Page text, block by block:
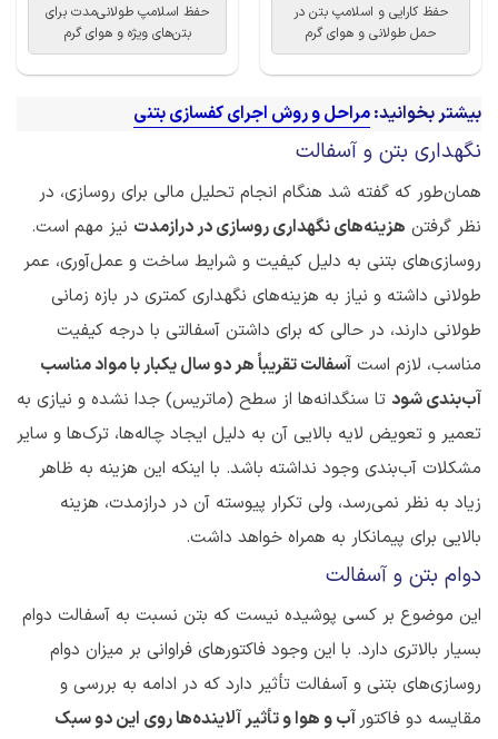
حفظ کارایی و اسلامپ بتن در
حمل طولانی و هوای گرم
حفظ اسلامپ طولانی‌مدت برای
بتن‌های ویژه و هوای گرم
بیشتر بخوانید:مراحل و روش اجرای کفسازی بتنی
نگهداری بتن و آسفالت
همان‌طور که گفته شد هنگام انجام تحلیل مالی برای روسازی، در
نظر گرفتن هزینه‌های نگهداری روسازی در درازمدت نیز مهم است.
روسازی‌های بتنی به دلیل کیفیت و شرایط ساخت و عمل‌آوری، عمر
طولانی داشته و نیاز به هزینه‌های نگهداری کمتری در بازه زمانی
طولانی دارند، در حالی که برای داشتن آسفالتی با درجه کیفیت
مناسب، لازم است آسفالت تقریباً هر دو سال یکبار با مواد مناسب
آب‌بندی شود تا سنگدانه‌ها از سطح (ماتریس) جدا نشده و نیازی به
تعمیر و تعویض لایه ‌بالایی آن به دلیل ایجاد چاله‌ها، ترک‌ها و سایر
مشکلات آب‌بندی وجود نداشته باشد. با اینکه این هزینه به ظاهر
زیاد به نظر نمی‌رسد، ولی تکرار پیوسته آن در درازمدت، هزینه
بالایی برای پیمانکار به همراه خواهد داشت.
دوام بتن و آسفالت
این موضوع بر کسی پوشیده نیست که بتن نسبت به آسفالت دوام
بسیار بالاتری دارد. با این وجود فاکتورهای فراوانی بر میزان دوام
روسازی‌های بتنی و آسفالت تأثیر دارد که در ادامه به بررسی و
مقایسه دو فاکتورآب و هوا و تأثیر آلاینده‌ها روی این دو سبک